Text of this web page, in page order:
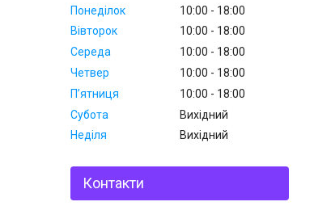
Понеділок 10:00
18:00
Вівторок
10:00
18:00
Середа
10:00
18:00
Четвер
10:00
18:00
Пʼятниця
10:00
18:00
Субота
Вихідний
Неділя
Вихідний
Контакти